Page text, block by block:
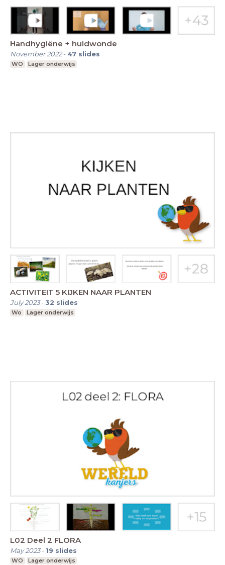
Handhygiëne + huidwonde
November 2022- 47 slides
WO Lager onderwijs
ACTIVITEIT 5 KIJKEN NAAR PLANTEN
July 2023-32 slides
Wo Lager onderwijs
L02 Deel 2 FLORA
May 2023- 19 slides
WO Lager onderwijs